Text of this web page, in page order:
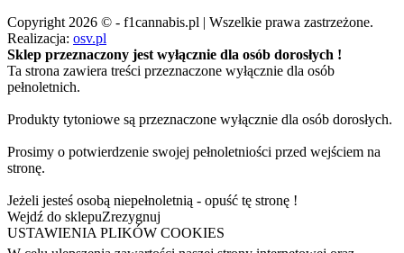
Copyright 2026 © - f1cannabis.pl | Wszelkie prawa zastrzeżone.
Realizacja: osv.pl
Sklep przeznaczony jest wyłącznie dla osób dorosłych !
Ta strona zawiera treści przeznaczone wyłącznie dla osób
pełnoletnich.
Produkty tytoniowe są przeznaczone wyłącznie dla osób dorosłych.
Prosimy o potwierdzenie swojej pełnoletniości przed wejściem na
stronę.
Jeżeli jesteś osobą niepełnoletnią - opuść tę stronę !
Wejdź do sklepuZrezygnuj
USTAWIENIA PLIKÓW COOKIES